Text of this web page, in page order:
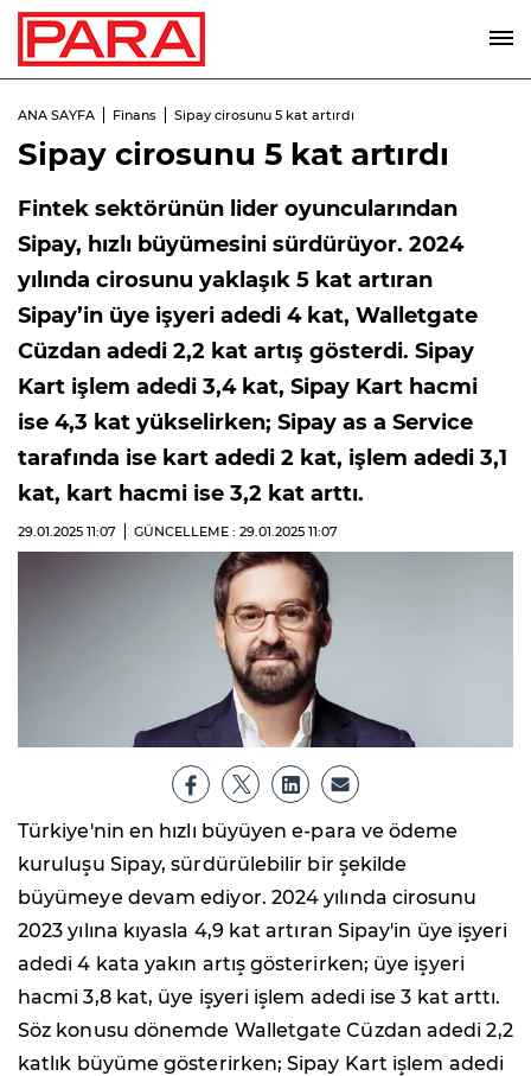
ANA SAYFA Finans Sipay cirosunu 5 kat artırdı
Sipay cirosunu 5 kat artırdı
Fintek sektörünün lider oyuncularından
Sipay, hızlı büyümesini sürdürüyor. 2024
yılında cirosunu yaklaşık 5 kat artıran
Sipay’in üye işyeri adedi 4 kat, Walletgate
Cüzdan adedi 2,2 kat artış gösterdi. Sipay
Kart işlem adedi 3,4 kat, Sipay Kart hacmi
ise 4,3 kat yükselirken; Sipay as a Service
tarafında ise kart adedi 2 kat, işlem adedi 3,1
kat, kart hacmi ise 3,2 kat arttı.
29.01.2025 11:07 GÜNCELLEME : 29.01.2025 11:07
Türkiye'nin en hızlı büyüyen e-para ve ödeme
kuruluşu Sipay, sürdürülebilir bir şekilde
büyümeye devam ediyor. 2024 yılında cirosunu
2023 yılına kıyasla 4,9 kat artıran Sipay'in üye işyeri
adedi 4 kata yakın artış gösterirken; üye işyeri
hacmi 3,8 kat, üye işyeri işlem adedi ise 3 kat arttı.
Söz konusu dönemde Walletgate Cüzdan adedi 2,2
katlık büyüme gösterirken; Sipay Kart işlem adedi